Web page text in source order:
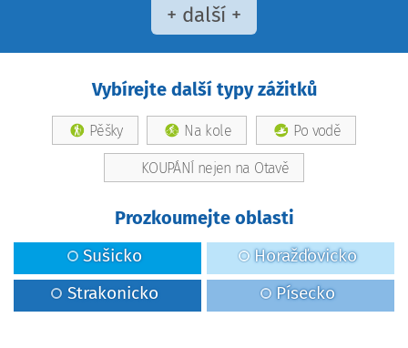
+ další +
Vybírejte další typy zážitků
Pěšky Na kole Po vodě
KOUPÁNÍ nejen na Otavě
Prozkoumejte oblasti
Sušicko
Horažďovicko
Strakonicko
Písecko